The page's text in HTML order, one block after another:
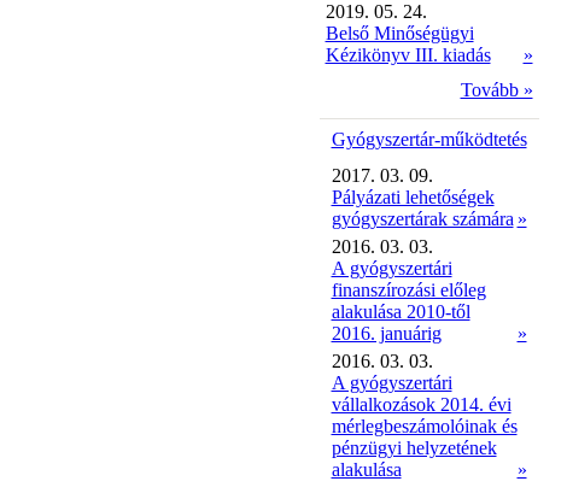
2019. 05. 24.
Belső Minőségügyi
Kézikönyv III. kiadás
»
Tovább »
Gyógyszertár-működtetés
2017. 03. 09.
Pályázati lehetőségek
gyógyszertárak számára »
2016. 03. 03.
A gyógyszertári
finanszírozási előleg
alakulása 2010-től
2016. januárig
»
2016. 03. 03.
A gyógyszertári
vállalkozások 2014. évi
mérlegbeszámolóinak és
pénzügyi helyzetének
alakulása
»